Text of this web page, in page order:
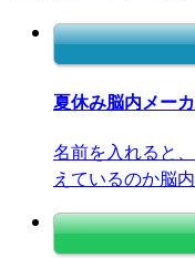
夏休み脳内メー
名前を入れると
えているのか脳